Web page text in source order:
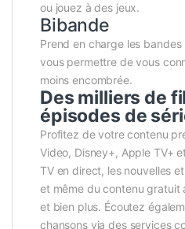
ou jouez à des jeux.
Bibande
Prend en charge les
vous permettre de vous
moins encombrée.
Des milliers de
épisodes de
Profitez de votre contenu
Video, Disney+, Apple TV+
TV en direct, les nouvelles
et même du contenu gratuit
et bien plus. Écoutez
chansons via des services